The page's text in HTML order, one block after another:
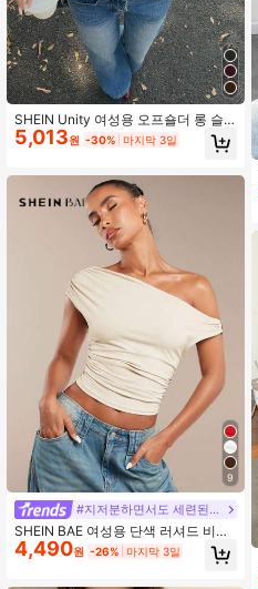
SHEIN Unity 여성용 오프숄더 롱 슬
리브 프릴 티셔츠
5,013원 -30% 마지막 3일
9
#지저분하면서도 세련된 스타일
SHEIN BAE 여성용 단색 러셔드 비대
칭 사선 숄더 탑, 여름
4,490원 -26% 마지막 3일